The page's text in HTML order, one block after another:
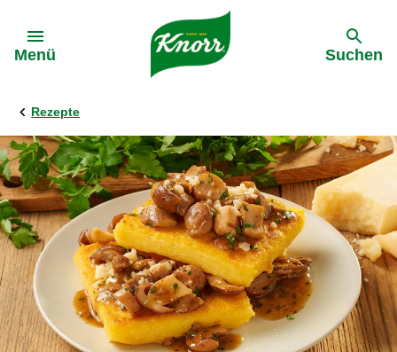
Menü Suchen
Rezepte